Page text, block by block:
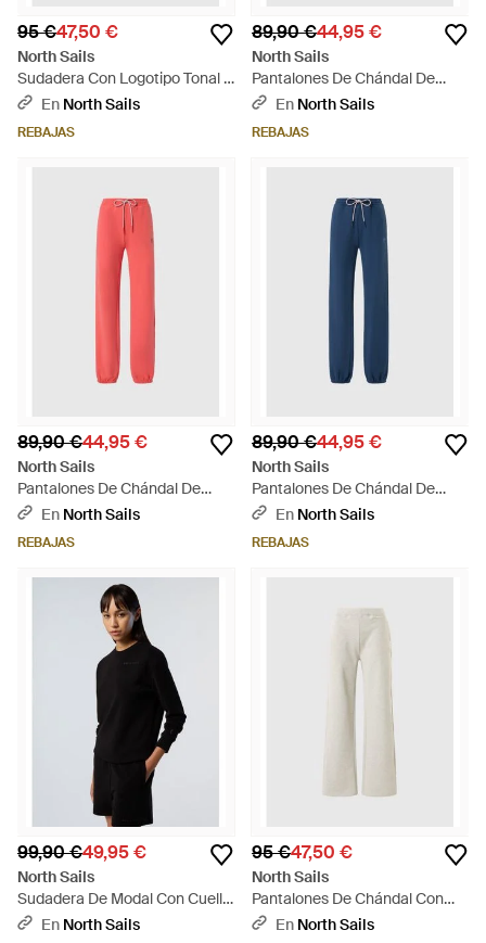
95 €47,50 €
North Sails
Sudadera Con Logotipo Tonal -
AzulEn North Sails
REBAJAS
89,90 €44,95 €
North Sails
Pantalones De Chándal De
Felpa De Rizo - Blanco
En North Sails
REBAJAS
89,90 €44,95 €
North Sails
Pantalones De Chándal De
Felpa De Rizo - Rojo
En North Sails
REBAJAS
89,90 €44,95 €
North Sails
Pantalones De Chándal De
Felpa De Rizo - Azul
En North Sails
REBAJAS
99,90 €49,95 €
North Sails
Sudadera De Modal Con Cuello
Redondo - Negro
En North Sails
95 €47,50 €
North Sails
Pantalones De Chándal Con
Canesú Trasero - Blanco
En North Sails